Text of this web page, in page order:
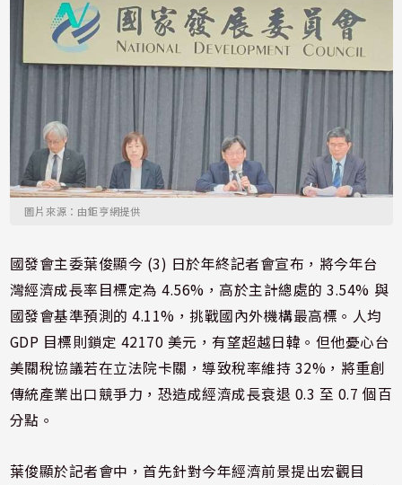
圖片來源：由鉅亨網提供
國發會主委葉俊顯今 (3) 日於年終記者會宣布，將今年台
灣經濟成長率目標定為 4.56%，高於主計總處的 3.54% 與
國發會基準預測的 4.11%，挑戰國內外機構最高標。人均
GDP 目標則鎖定 42170 美元，有望超越日韓。但他憂心台
美關稅協議若在立法院卡關，導致稅率維持 32%，將重創
傳統產業出口競爭力，恐造成經濟成長衰退 0.3 至 0.7 個百
分點。
葉俊顯於記者會中，首先針對今年經濟前景提出宏觀目